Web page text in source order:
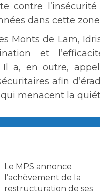
contre
dans cette
Monts de Lam,
et
Il a, en outre,
afin
menacent la
Le MPS annonce
l’achèvement de la
restructuration de ses